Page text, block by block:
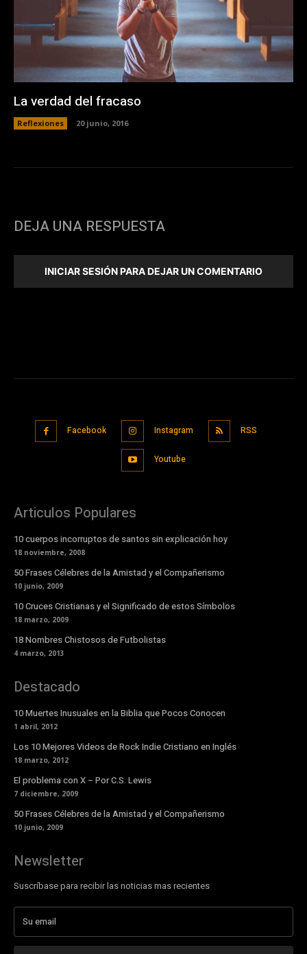
La verdad del fracaso
Reflexiones 20 junio, 2016
DEJA UNA RESPUESTA
INICIAR SESIÓN PARA DEJAR UN COMENTARIO
Facebook Instagram RSS
Youtube
Articulos Populares
10 cuerpos incorruptos de santos sin explicación hoy
18 noviembre, 2008
50 Frases Célebres de la Amistad y el Compañerismo
10 junio, 2009
10 Cruces Cristianas y el Significado de estos Símbolos
18 marzo, 2009
18 Nombres Chistosos de Futbolistas
4 marzo, 2013
Destacado
10 Muertes Inusuales en la Biblia que Pocos Conocen
1 abril, 2012
Los 10 Mejores Videos de Rock Indie Cristiano en Inglés
18 marzo, 2012
El problema con X – Por C.S. Lewis
7 diciembre, 2009
50 Frases Célebres de la Amistad y el Compañerismo
10 junio, 2009
Newsletter
Suscríbase para recibir las noticias mas recientes